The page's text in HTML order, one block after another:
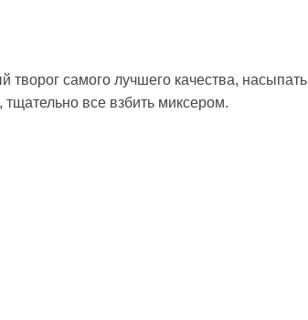
самого лучшего качества, насыпать
все взбить миксером.